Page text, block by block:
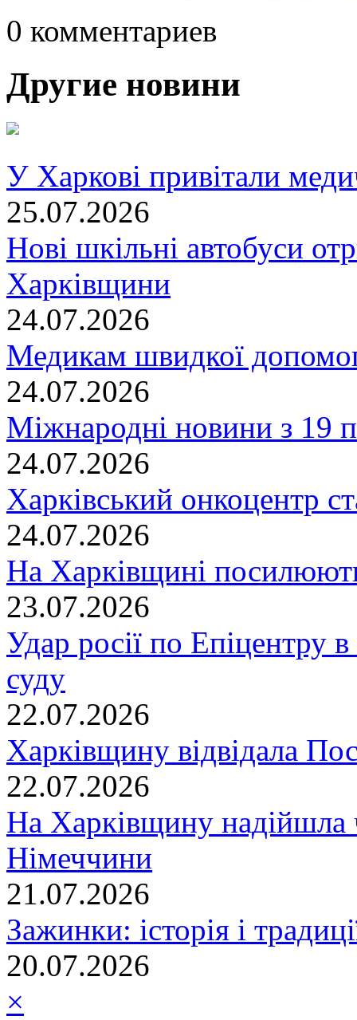
0 комментариев
Другие новини
У Харкові привітали
25.07.2026
Нові шкільні автобуси
Харківщини
24.07.2026
Медикам швидкої
24.07.2026
Міжнародні новини з 19
24.07.2026
Харківський онкоцентр
24.07.2026
На Харківщині
23.07.2026
Удар росії по Епіцентру
суду
22.07.2026
Харківщину відвідала
22.07.2026
На Харківщину надійшла
Німеччини
21.07.2026
Зажинки: історія і
20.07.2026
×